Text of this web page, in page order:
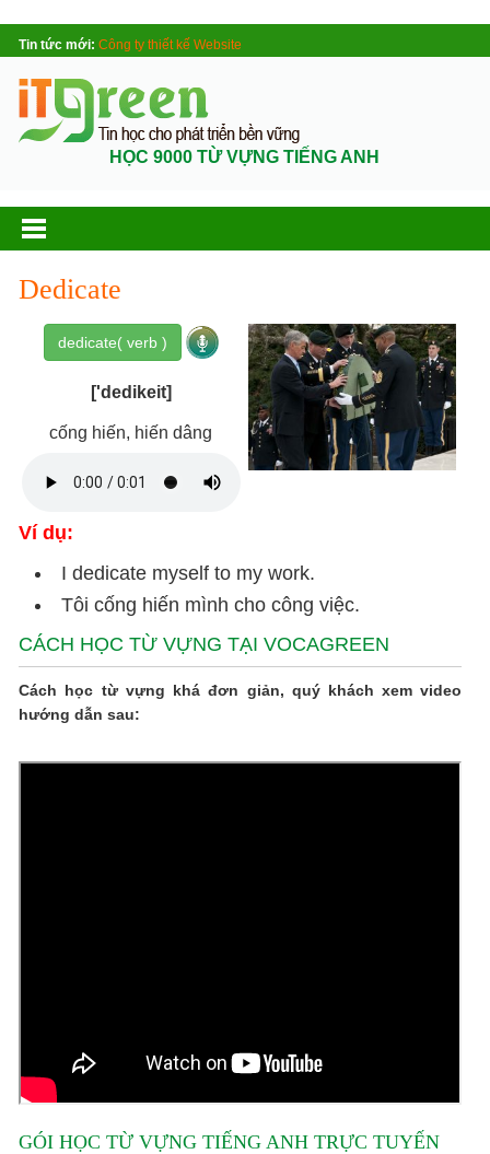
Tin tức mới: Công ty thiết kế Website
HỌC 9000 TỪ VỰNG TIẾNG ANH
Dedicate
dedicate( verb )
['dedikeit]
cống hiến, hiến dâng
Ví dụ:
I dedicate myself to my work.
Tôi cống hiến mình cho công việc.
CÁCH HỌC TỪ VỰNG TẠI VOCAGREEN
Cách học từ vựng khá đơn giản, quý khách xem video
hướng dẫn sau:
GÓI HỌC TỪ VỰNG TIẾNG ANH TRỰC TUYẾN